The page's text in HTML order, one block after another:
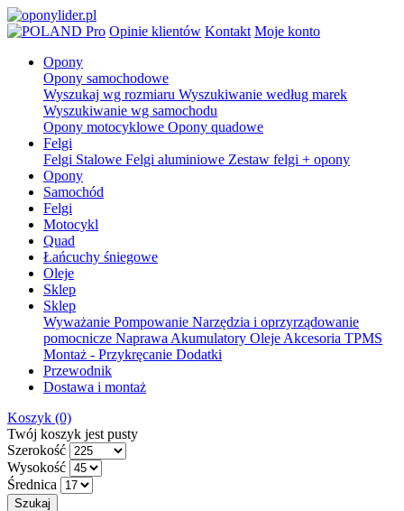
Pro Opinie klientów Kontakt Moje konto
Opony
Opony samochodowe
Wyszukaj wg rozmiaru Wyszukiwanie według marek
Wyszukiwanie wg samochodu
Opony motocyklowe Opony quadowe
Felgi
Felgi Stalowe Felgi aluminiowe Zestaw felgi + opony
Opony
Samochód
Felgi
Motocykl
Quad
Łańcuchy śniegowe
Oleje
Sklep
Sklep
Wyważanie Pompowanie Narzędzia i oprzyrządowanie
pomocnicze Naprawa Akumulatory Oleje Akcesoria TPMS
Montaż - Przykręcanie Dodatki
Przewodnik
Dostawa i montaż
Koszyk (0)
Twój koszyk jest pusty
Szerokość
Wysokość
Średnica
Szukaj